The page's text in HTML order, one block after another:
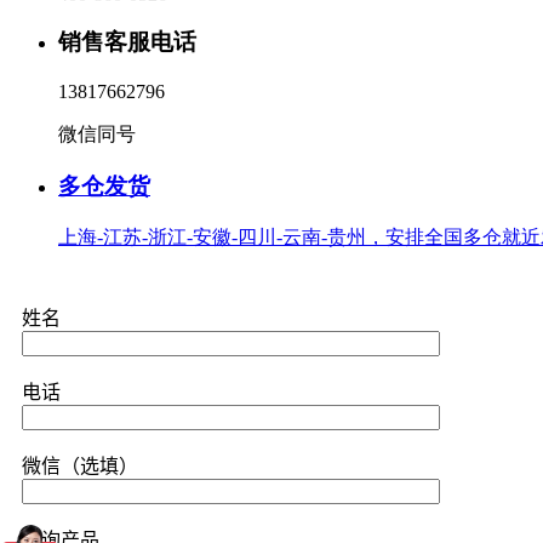
销售客服电话
13817662796
微信同号
多仓发货
上海-江苏-浙江-安徽-四川-云南-贵州，安排全国多仓就
姓名
电话
微信（选填）